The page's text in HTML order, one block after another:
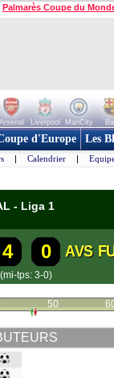
Palmarès Coupe du
Arsenal Liverpool ManCity
d'Europe Les
| Calendrier |
- Liga 1
4 0 AVS
(mi-tps: 3-0)
50